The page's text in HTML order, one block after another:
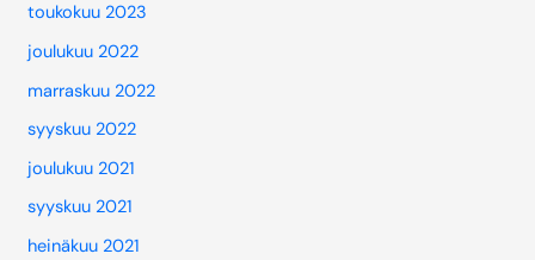
toukokuu 2023
joulukuu 2022
marraskuu 2022
syyskuu 2022
joulukuu 2021
syyskuu 2021
heinäkuu 2021